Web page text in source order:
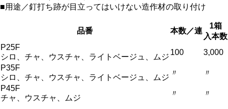
■用途／釘打ち跡が目立ってはいけない造作材の取り付け
品番 本数／連
1箱
入本数
P25F
シロ、チャ、ウスチャ、ライトベージュ、ムジ
100 3,000
P35F
シロ、チャ、ウスチャ、ライトベージュ、ムジ
〃 〃
P45F
チャ、ウスチャ、ムジ
〃 〃